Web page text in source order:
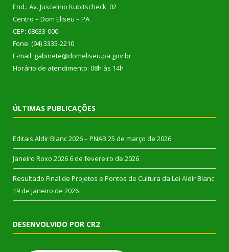
End.: Av. Juscelino Kubitscheck, 02
Centro – Dom Eliseu – PA
CEP: 68633-000
Fone: (94) 3335-2210
E-mail: gabinete@domeliseu.pa.gov.br
Horário de atendimento: 08h às 14h
ÚLTIMAS PUBLICAÇÕES
Editais Aldir Blanc 2026 – PNAB 25 de março de 2026
Janeiro Roxo 2026 6 de fevereiro de 2026
Resultado Final de Projetos e Pontos de Cultura da Lei Aldir Blanc
19 de janeiro de 2026
DESENVOLVIDO POR CR2